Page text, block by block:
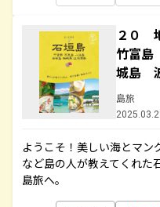
２０
竹富
城島
島旅
ようこそ！美しい海とマン
など島の人が教えてくれた
島旅へ。